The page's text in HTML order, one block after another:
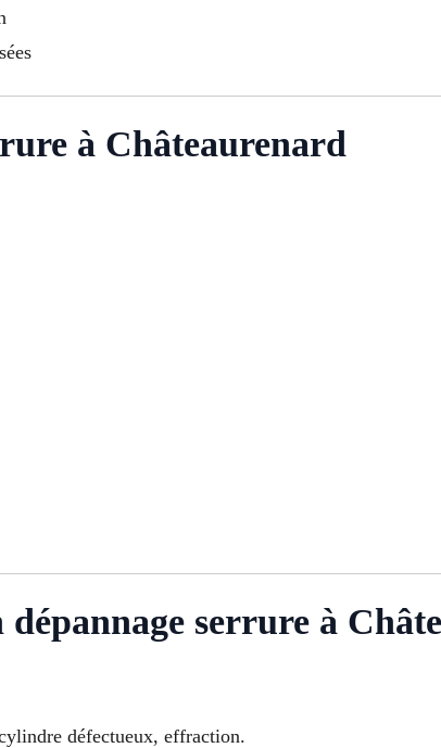
à Châteaurenard
serrure à
défectueux, effraction.